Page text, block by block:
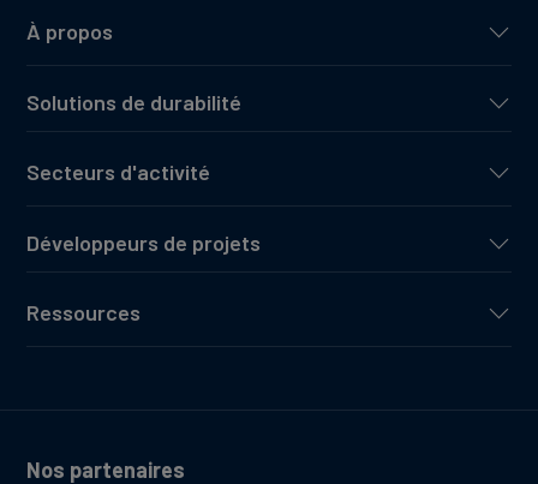
À propos
Solutions de durabilité
Secteurs d'activité
Développeurs de projets
Ressources
Nos partenaires